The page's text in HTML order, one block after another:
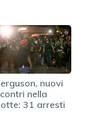
nuovi
nella
31 arresti